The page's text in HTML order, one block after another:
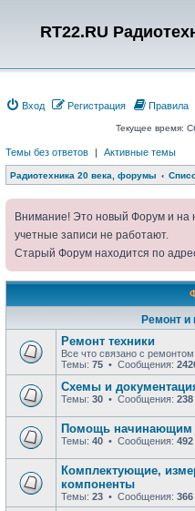
RT22.RU
Вход Регистрация Правила
Текущее время:
Темы без ответов | Активные темы
Радиотехника 20 века, форумы
Внимание! Это новый Форум и на
учетные записи не работают.
Старый Форум находится по
Ремонт и
Ремонт техники
Все что связано с
Темы: 75 • Сообщения:
Схемы и
Темы: 30 • Сообщения: 238
Помощь начинающим
Темы: 40 • Сообщения: 492
Комплектующие,
компоненты
Темы: 23 • Сообщения: 366